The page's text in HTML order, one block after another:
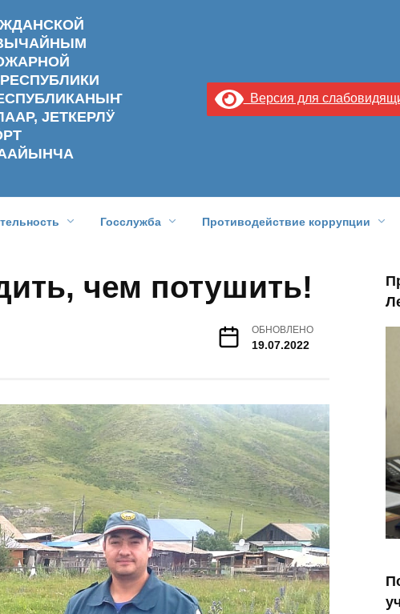
ЈЕТКЕРЛӰ
Версия для
Госслужба Противодействие коррупции
чем потушить!
ОБНОВЛЕНО
19.07.2022